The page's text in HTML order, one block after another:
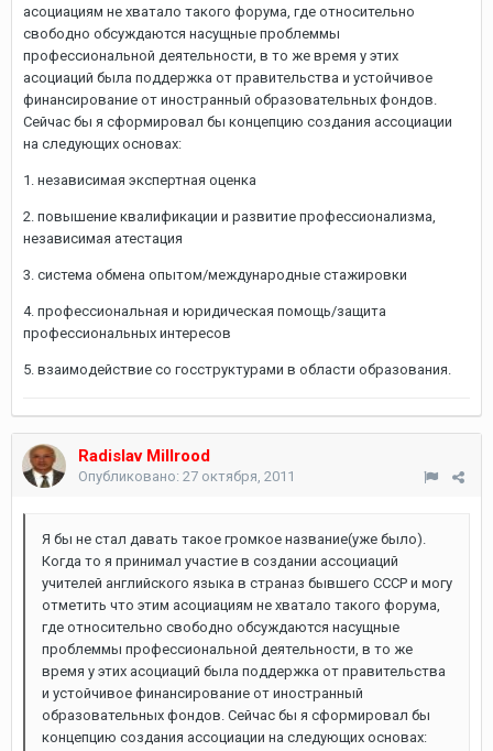
асоциациям не хватало такого форума, где относительно
свободно обсуждаются насущные проблеммы
профессиональной деятельности, в то же время у этих
асоциаций была поддержка от правительства и устойчивое
финансирование от иностранный образовательных фондов.
Сейчас бы я сформировал бы концепцию создания ассоциации
на следующих основах:
1. независимая экспертная оценка
2. повышение квалификации и развитие профессионализма,
независимая атестация
3. система обмена опытом/международные стажировки
4. профессиональная и юридическая помощь/защита
профессиональных интересов
5. взаимодействие со госструктурами в области образования.
Radislav Millrood
Опубликовано: 27 октября, 2011
Я бы не стал давать такое громкое название(уже было).
Когда то я принимал участие в создании ассоциаций
учителей английского языка в страназ бывшего СССР и могу
отметить что этим асоциациям не хватало такого форума,
где относительно свободно обсуждаются насущные
проблеммы профессиональной деятельности, в то же
время у этих асоциаций была поддержка от правительства
и устойчивое финансирование от иностранный
образовательных фондов. Сейчас бы я сформировал бы
концепцию создания ассоциации на следующих основах: